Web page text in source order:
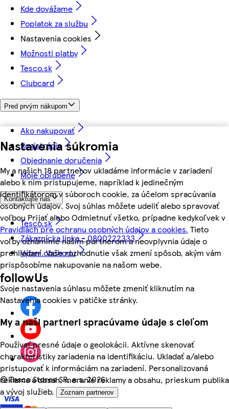
Nastavenia súkromia
My a našich 18 partnerov ukladáme informácie v zariadení
alebo k nim pristupujeme, napríklad k jedinečným
identifikátorom v súboroch cookie, za účelom spracúvania
osobných údajov. Svoj súhlas môžete udeliť alebo spravovať
voľbou Prijať alebo Odmietnuť všetko, prípadne kedykoľvek v
Pravidlách pre ochranu osobných údajov a cookies. Tieto
voľby oznámime našim partnerom a neovplyvnia údaje o
prehliadaní. Vaše rozhodnutie však zmení spôsob, akým vám
prispôsobíme nakupovanie na našom webe.
Svoje nastavenia súhlasu môžete zmeniť kliknutím na
Nastavenia cookies v pätičke stránky.
My a naši partneri spracúvame údaje s cieľom
Používať presné údaje o geolokácii. Aktívne skenovať
charakteristiky zariadenia na identifikáciu. Ukladať a/alebo
pristupovať k informáciám na zariadení. Personalizovaná
reklama a obsah, meranie reklamy a obsahu, prieskum publika
a vývoj služieb.
Zoznam partnerov
Kde dovážame
Poplatok za službu
Nastavenia cookies
Možnosti platby
Tesco.sk
Clubcard
Pred prvým nákupom
Ako nakupovať
Registrácia
Objednanie doručenia
Moje obľúbené
Kontaktujte nás
Tesco.sk
Zákaznícka linka - 0800222333
Výber obchodu
followUs
©Tesco Stores SR, a.s. 2026